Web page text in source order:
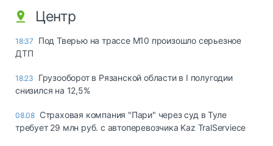
Центр
18:37
Под Тверью на трассе М10 произошло серьезное
ДТП
18:23
Грузооборот в Рязанской области в I полугодии
снизился на 12,5%
08.08 Страховая компания "Пари" через суд в Туле
требует 29 млн руб. с автоперевозчика Kaz TralServiece